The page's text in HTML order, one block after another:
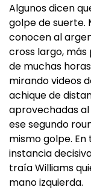
Algunos dicen
golpe de suerte.
conocen al
cross largo, más
de muchas
mirando videos
achique de
aprovechadas
ese segundo
mismo golpe.
instancia
traía Williams
mano izquierda.